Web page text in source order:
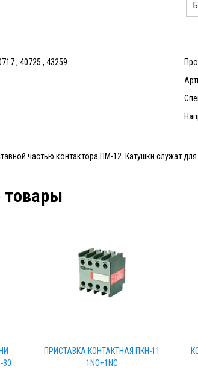
, 40725 , 43259
частью контактора ПМ-12. Катушки служат
товары
30
ПРИСТАВКА КОНТАКТНАЯ ПКН-11
1NO+1NC